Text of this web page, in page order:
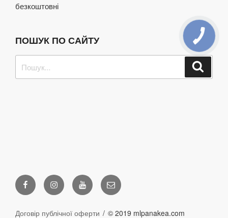
безкоштовні
ПОШУК ПО САЙТУ
за
FacebookInstagramYoutubeEmail
Договір публічної оферти © 2019 mlpanakea.com